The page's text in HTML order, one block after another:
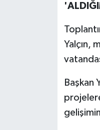
Yalçın,
Başkan